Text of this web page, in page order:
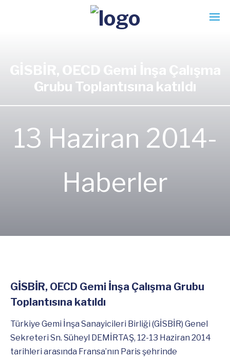
GİSBİR, OECD Gemi İnşa Çalışma
Grubu Toplantısına katıldı
13 Haziran 2014-
Haberler
GİSBİR, OECD Gemi İnşa Çalışma Grubu
Toplantısına katıldı
Türkiye Gemi İnşa Sanayicileri Birliği (GİSBİR) Genel
Sekreteri Sn. Süheyl DEMİRTAŞ, 12-13 Haziran 2014
tarihleri arasında Fransa’nın Paris şehrinde